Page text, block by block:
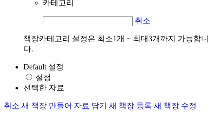
카테고리
취소
책장카테고리 설정은 최소1개 ~ 최대3개까지 가능합니
다.
Default 설정
설정
선택한 자료
취소 새 책장 만들어 자료 담기 새 책장 등록 새 책장 수정